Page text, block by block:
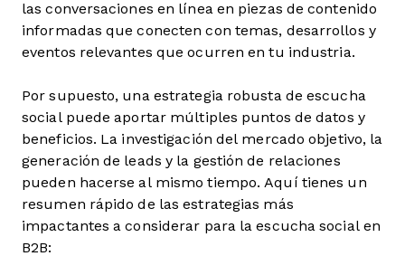
las conversaciones en línea en piezas de contenido
informadas que conecten con temas, desarrollos y
eventos relevantes que ocurren en tu industria.
Por supuesto, una estrategia robusta de escucha
social puede aportar múltiples puntos de datos y
beneficios. La investigación del mercado objetivo, la
generación de leads y la gestión de relaciones
pueden hacerse al mismo tiempo. Aquí tienes un
resumen rápido de las estrategias más
impactantes a considerar para la escucha social en
B2B: